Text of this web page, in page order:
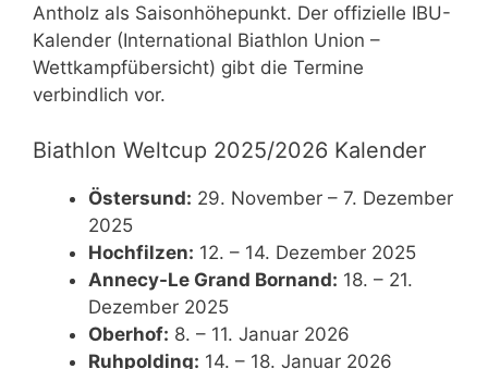
Antholz als Saisonhöhepunkt. Der offizielle IBU-
Kalender (International Biathlon Union –
Wettkampfübersicht) gibt die Termine
verbindlich vor.
Biathlon Weltcup 2025/2026 Kalender
Östersund: 29. November – 7. Dezember
2025
Hochfilzen: 12. – 14. Dezember 2025
Annecy-Le Grand Bornand: 18. – 21.
Dezember 2025
Oberhof: 8. – 11. Januar 2026
Ruhpolding: 14. – 18. Januar 2026